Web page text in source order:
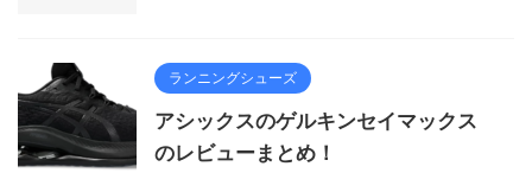
ランニングシューズ
アシックスのゲルキンセイマックス
のレビューまとめ！